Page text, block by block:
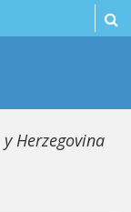
Herzegovina